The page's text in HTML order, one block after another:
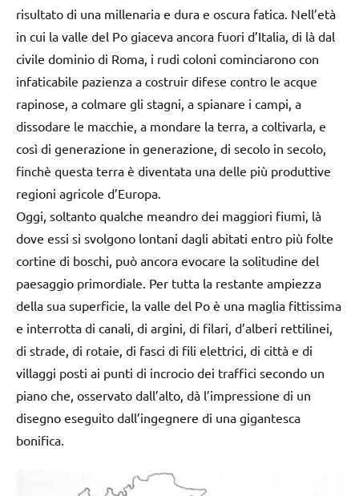
risultato di una millenaria e dura e oscura fatica. Nell’età
in cui la valle del Po giaceva ancora fuori d’Italia, di là dal
civile dominio di Roma, i rudi coloni cominciarono con
infaticabile pazienza a costruir difese contro le acque
rapinose, a colmare gli stagni, a spianare i campi, a
dissodare le macchie, a mondare la terra, a coltivarla, e
così di generazione in generazione, di secolo in secolo,
finchè questa terra è diventata una delle più produttive
regioni agricole d’Europa.
Oggi, soltanto qualche meandro dei maggiori fiumi, là
dove essi si svolgono lontani dagli abitati entro più folte
cortine di boschi, può ancora evocare la solitudine del
paesaggio primordiale. Per tutta la restante ampiezza
della sua superficie, la valle del Po è una maglia fittissima
e interrotta di canali, di argini, di filari, d’alberi rettilinei,
di strade, di rotaie, di fasci di fili elettrici, di città e di
villaggi posti ai punti di incrocio dei traffici secondo un
piano che, osservato dall’alto, dà l’impressione di un
disegno eseguito dall’ingegnere di una gigantesca
bonifica.